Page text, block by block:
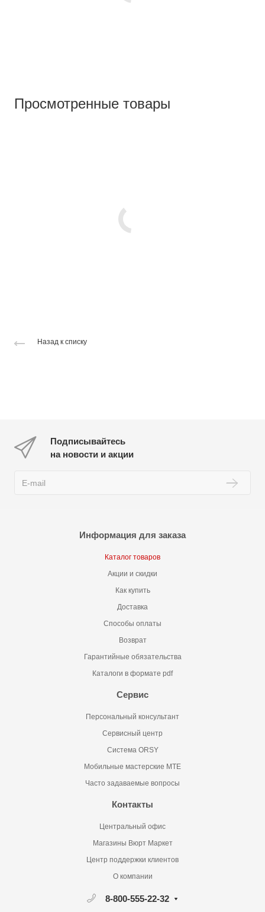
Просмотренные товары
Назад к списку
Подписывайтесь
на новости и акции
Информация для заказа
Каталог товаров
Акции и скидки
Как купить
Доставка
Способы оплаты
Возврат
Гарантийные обязательства
Каталоги в формате pdf
Сервис
Персональный консультант
Сервисный центр
Система ORSY
Мобильные мастерские MTE
Часто задаваемые вопросы
Контакты
Центральный офис
Магазины Вюрт Маркет
Центр поддержки клиентов
О компании
8-800-555-22-32